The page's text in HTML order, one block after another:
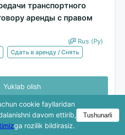
транспортного
аренды с правом
Rus (Ру)
Сдать в аренду / Снять
Yuklab olish
faqat bir qismi ko'rsatiladi.
keyin mavjud bo'ladi.
cookie fayllaridan
davom ettirib,
ga rozilik bildirasiz.
Tushunarli